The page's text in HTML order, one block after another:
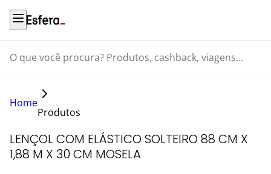
O que você procura? Produtos, cashback, viagens...
Home
Produtos
LENÇOL COM ELÁSTICO SOLTEIRO 88 CM X
1,88 M X 30 CM MOSELA